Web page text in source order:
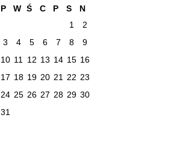
P
W Ś C P S
N
1
2
3
4 5 6 7 8
9
10 11 12 13 14 15 16
17 18 19 20 21 22 23
24 25 26 27 28 29 30
31